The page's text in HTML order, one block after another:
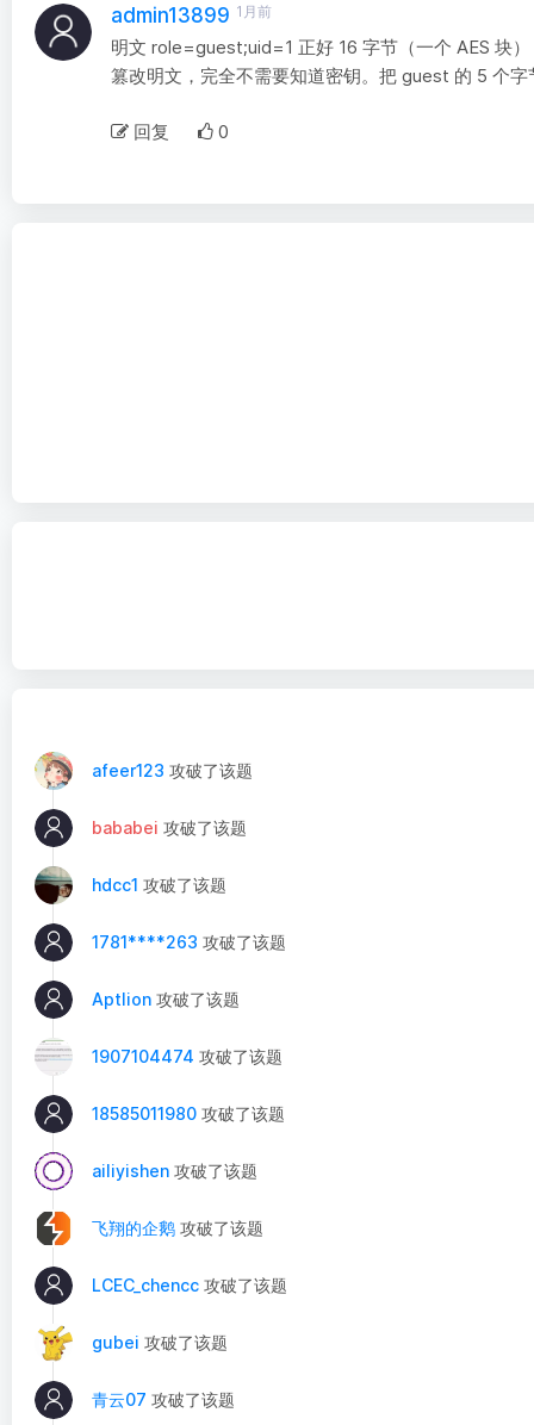
admin13899 1月前
明文 role=guest;uid=1 正好 16 字节（一个 AES 块
篡改明文，完全不需要知道密钥。把 guest 的 5 个
回复 0
afeer123 攻破了该题
bababei 攻破了该题
hdcc1 攻破了该题
1781****263 攻破了该题
Aptlion 攻破了该题
1907104474 攻破了该题
18585011980 攻破了该题
ailiyishen 攻破了该题
飞翔的企鹅 攻破了该题
LCEC_chencc 攻破了该题
gubei 攻破了该题
青云07 攻破了该题